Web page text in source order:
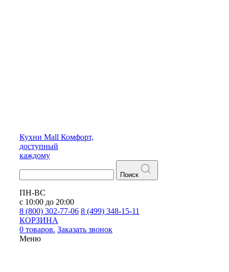
Кухни Mall Комфорт,
доступный
каждому
Поиск
ПН-ВС
с 10:00 до 20:00
8 (800) 302-77-06 8 (499) 348-15-11
КОРЗИНА
0 товаров. Заказать звонок
Меню